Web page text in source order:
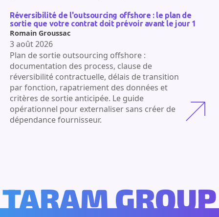
Réversibilité de l'outsourcing offshore : le plan de
sortie que votre contrat doit prévoir avant le jour 1
Plan de sortie outsourcing offshore :
documentation des process, clause de
réversibilité contractuelle, délais de transition
par fonction, rapatriement des données et
critères de sortie anticipée. Le guide
opérationnel pour externaliser sans créer de
dépendance fournisseur.
Romain Groussac
3 août 2026
TARAM GROUP